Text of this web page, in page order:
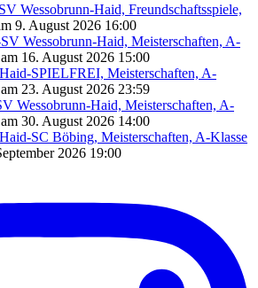
Wessobrunn-Haid, Freundschaftsspiele,
9. August 2026 16:00
Wessobrunn-Haid, Meisterschaften, A-
am 16. August 2026 15:00
SPIELFREI, Meisterschaften, A-
am 23. August 2026 23:59
Wessobrunn-Haid, Meisterschaften, A-
am 30. August 2026 14:00
SC Böbing, Meisterschaften, A-Klasse
2026 19:00